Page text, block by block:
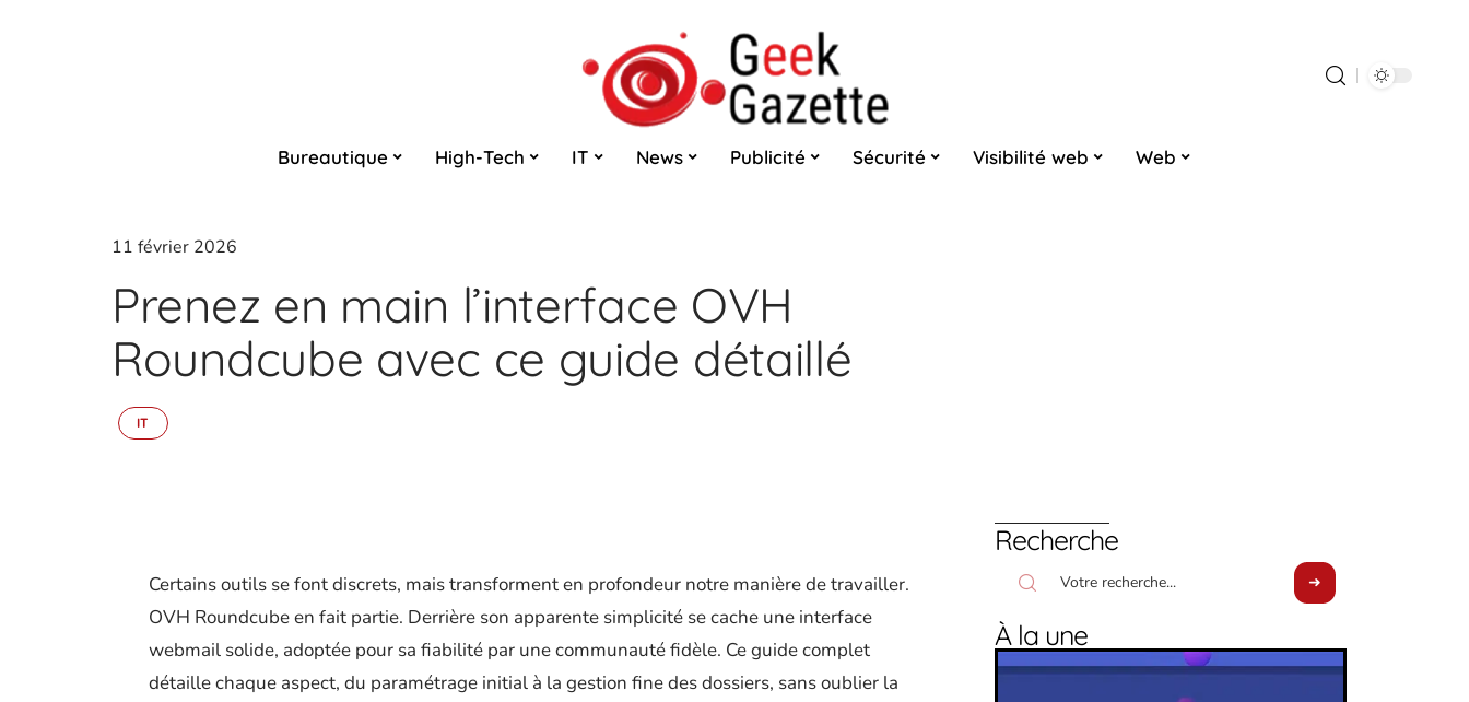
Bureautique High-Tech IT News Publicité Sécurité Visibilité web Web
11 février 2026
Prenez en main l’interface OVH
Roundcube avec ce guide détaillé
IT
Certains outils se font discrets, mais transforment en profondeur notre manière de travailler.
OVH Roundcube en fait partie. Derrière son apparente simplicité se cache une interface
webmail solide, adoptée pour sa fiabilité par une communauté fidèle. Ce guide complet
détaille chaque aspect, du paramétrage initial à la gestion fine des dossiers, sans oublier la
Recherche
À la une